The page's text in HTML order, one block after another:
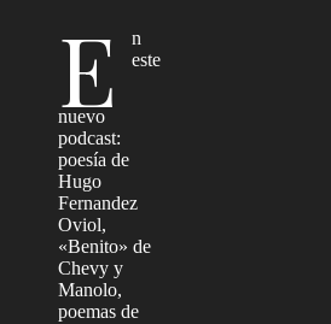
E
n
este
nuevo
podcast:
poesía de
Hugo
Fernandez
Oviol,
«Benito» de
Chevy y
Manolo,
poemas de